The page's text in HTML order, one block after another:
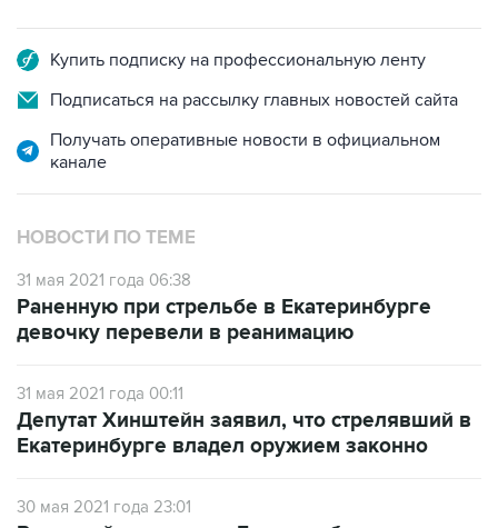
Купить подписку на профессиональную ленту
Подписаться на рассылку главных новостей сайта
Получать оперативные новости в официальном
канале
НОВОСТИ ПО ТЕМЕ
31 мая 2021 года 06:38
Раненную при стрельбе в Екатеринбурге
девочку перевели в реанимацию
31 мая 2021 года 00:11
Депутат Хинштейн заявил, что стрелявший в
Екатеринбурге владел оружием законно
30 мая 2021 года 23:01